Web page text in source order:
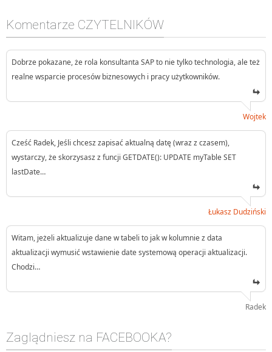
Komentarze CZYTELNIKÓW
Dobrze pokazane, że rola konsultanta SAP to nie tylko technologia, ale też
realne wsparcie procesów biznesowych i pracy użytkowników.
Wojtek
Cześć Radek, Jeśli chcesz zapisać aktualną datę (wraz z czasem),
wystarczy, że skorzysasz z funcji GETDATE(): UPDATE myTable SET
lastDate…
Łukasz Dudziński
Witam, jeżeli aktualizuje dane w tabeli to jak w kolumnie z data
aktualizacji wymusić wstawienie date systemową operacji aktualizacji.
Chodzi…
Radek
Zaglądniesz na FACEBOOKA?